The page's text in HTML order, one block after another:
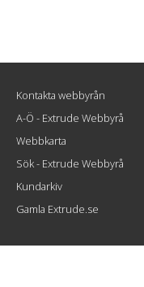
Kontakta webbyrån
A-Ö - Extrude Webbyrå
Webbkarta
Sök - Extrude Webbyrå
Kundarkiv
Gamla Extrude.se